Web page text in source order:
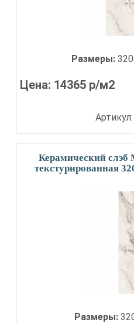
Размеры:
Цена: 14365 р/м2
Керамический слэб
текстурированная
Размеры: